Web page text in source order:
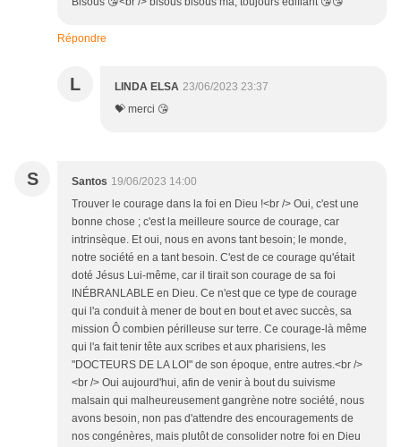
Répondre
L LINDA ELSA 23/06/2023 23:37
💝 merci 😘
S Santos 19/06/2023 14:00
Trouver le courage dans la foi en Dieu !<br /> Oui, c'est une
bonne chose ; c'est la meilleure source de courage, car
intrinsèque. Et oui, nous en avons tant besoin; le monde,
notre société en a tant besoin. C'est de ce courage qu'était
doté Jésus Lui-même, car il tirait son courage de sa foi
INÉBRANLABLE en Dieu. Ce n'est que ce type de courage
qui l'a conduit à mener de bout en bout et avec succès, sa
mission Ô combien périlleuse sur terre. Ce courage-là même
qui l'a fait tenir tête aux scribes et aux pharisiens, les
"DOCTEURS DE LA LOI" de son époque, entre autres.<br />
<br /> Oui aujourd'hui, afin de venir à bout du suivisme
malsain qui malheureusement gangrène notre société, nous
avons besoin, non pas d'attendre des encouragements de
nos congénères, mais plutôt de consolider notre foi en Dieu